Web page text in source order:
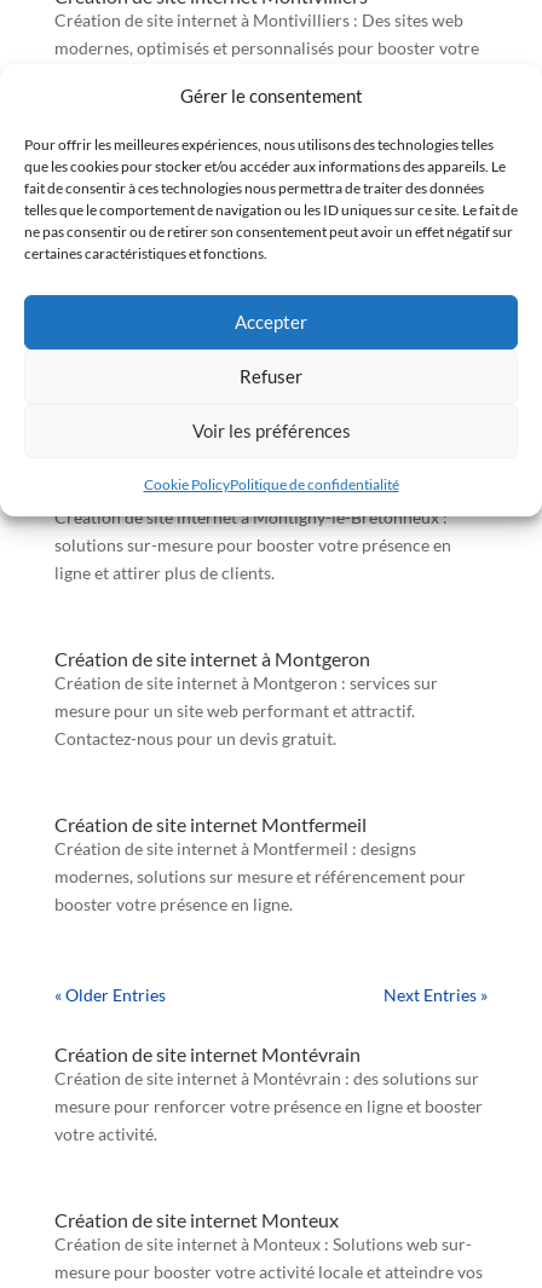
Gérer le consentement
Pour offrir les meilleures expériences, nous utilisons des technologies telles
que les cookies pour stocker et/ou accéder aux informations des appareils. Le
fait de consentir à ces technologies nous permettra de traiter des données
telles que le comportement de navigation ou les ID uniques sur ce site. Le fait de
ne pas consentir ou de retirer son consentement peut avoir un effet négatif sur
certaines caractéristiques et fonctions.
Accepter
Refuser
Voir les préférences
Cookie PolicyPolitique de confidentialité
Création de site internet à Montivilliers : Des sites web
modernes, optimisés et personnalisés pour booster votre
Création de site internet Montigny-lès-Metz
Création de site internet à Montigny-lès-Metz : Solutions
sur mesure pour votre présence en ligne, modernes et
performantes. Contactez-nous!
Création de site internet Montigny-lès-Cormeilles
Création de site internet à Montigny-lès-Cormeilles :
Solutions sur-mesure et innovantes pour booster votre
Création de site internet Montigny-le-Bretonneux
Création de site internet à Montigny-le-Bretonneux :
solutions sur-mesure pour booster votre présence en
ligne et attirer plus de clients.
Création de site internet à Montgeron
Création de site internet à Montgeron : services sur
mesure pour un site web performant et attractif.
Contactez-nous pour un devis gratuit.
Création de site internet Montfermeil
Création de site internet à Montfermeil : designs
modernes, solutions sur mesure et référencement pour
booster votre présence en ligne.
« Older Entries Next Entries »
Création de site internet Montévrain
Création de site internet à Montévrain : des solutions sur
mesure pour renforcer votre présence en ligne et booster
votre activité.
Création de site internet Monteux
Création de site internet à Monteux : Solutions web sur-
mesure pour booster votre activité locale et atteindre vos